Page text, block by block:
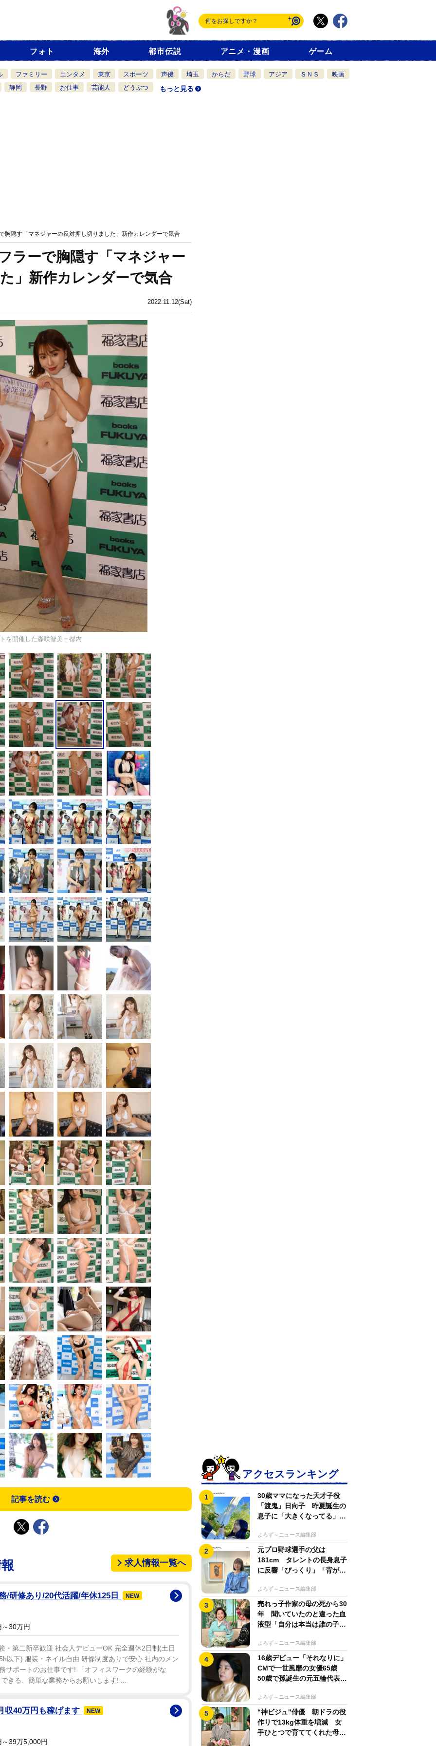
フォト 海外 都市伝説 アニメ・漫画 ゲーム
ファミリー エンタメ 東京 スポーツ 声優 埼玉 からだ 野球 アジア ＳＮＳ
映画
静岡
長野 お仕事 芸能人 どうぶつ もっと見る
隠す「マネジャーの反対押し切りました」新作カレンダーで気合
2022.11.12(Sat)
ラーで胸隠す「マネジャー
」新作カレンダーで気合
を開催した森咲智美＝都内
記事を読む
求人情報一覧へ
/研修あり/20代活躍/年休125日 NEW
30万円
・第二新卒歓迎 社会人デビューOK 完全週休2日制(土日
以下) 服装・ネイル自由 研修制度ありで安心 社内のメン
サポートのお仕事です! 「オフィスワークの経験がな
きる、簡単な業務からお願いします! ...
収40万円も稼げます NEW
39万5,000円
アクセスランキング
30歳ママになった天才子役
「渡鬼」日向子 昨夏誕生の
息子に「大きくなってる」愛
よろず～ニュース編集部
元プロ野球選手の父は
181cm タレントの長身息子
に反響「びっくり」「背が高
よろず～ニュース編集部
売れっ子作家の母の死から30
年 聞いていたのと違った血
液型「自分は本当は誰の子
よろず～ニュース編集部
16歳デビュー「それなりに」
CMで一世風靡の女優65歳
50歳で孫誕生の元五輪代表と
よろず～ニュース編集部
“神ビジュ"俳優 朝ドラの役
作りで13kg体重を増減 女
手ひとつで育ててくれた母へ